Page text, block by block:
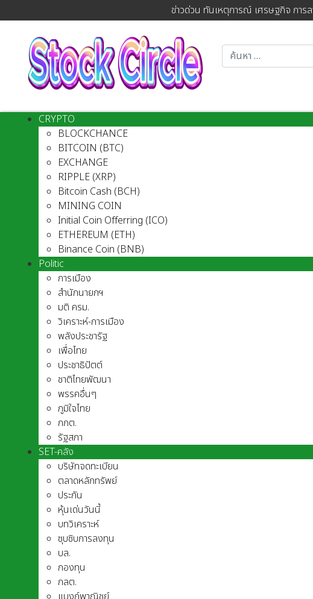
ข่าวด่วน ทันเหตุการณ์ เศรษฐกิจ การ
CRYPTO
BLOCKCHANCE
BITCOIN (BTC)
EXCHANGE
RIPPLE (XRP)
Bitcoin Cash (BCH)
MINING COIN
Initial Coin Offerring (ICO)
ETHEREUM (ETH)
Binance Coin (BNB)
Politic
การเมือง
สำนักนายกฯ
มติ ครม.
วิเคราะห์-การเมือง
พลังประชารัฐ
เพื่อไทย
ประชาธิปัตต์
ชาติไทยพัฒนา
พรรคอื่นๆ
ภูมิใจไทย
กกต.
รัฐสภา
SET-คลัง
บริษัทจดทะเบียน
ตลาดหลักทรัพย์
ประกัน
หุ้นเด่นวันนี้
บทวิเคราะห์
ซุบซิบการลงทุน
บล.
กองทุน
กลต.